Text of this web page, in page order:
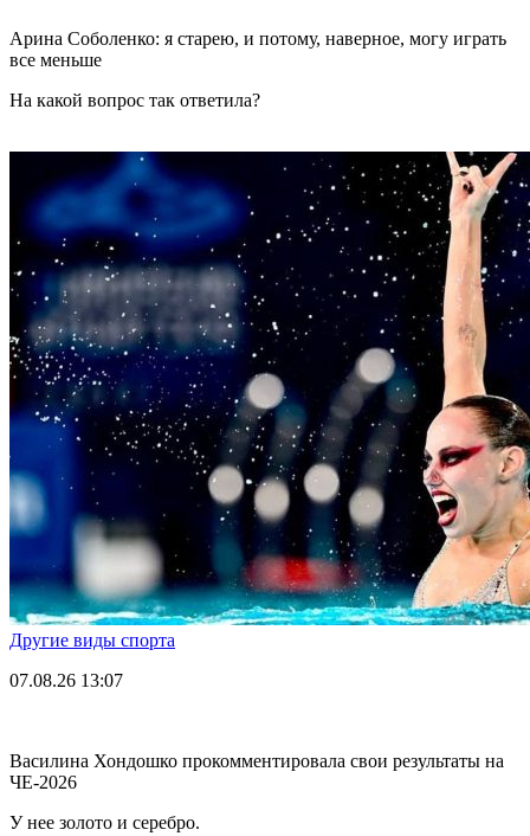
Арина Соболенко: я старею, и потому, наверное, могу играть
все меньше
На какой вопрос так ответила?
Другие виды спорта
07.08.26 13:07
Василина Хондошко прокомментировала свои результаты на
ЧЕ-2026
У нее золото и серебро.